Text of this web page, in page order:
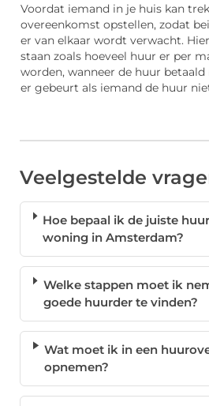
Voordat iemand in je huis kan
overeenkomst opstellen, zodat
er van elkaar wordt verwacht.
staan zoals hoeveel huur er per
worden, wanneer de huur
er gebeurt als iemand de huur
Veelgestelde
Hoe bepaal ik de juiste
woning in Amsterdam?
Welke stappen moet ik
goede huurder te vinden?
Wat moet ik in een
opnemen?